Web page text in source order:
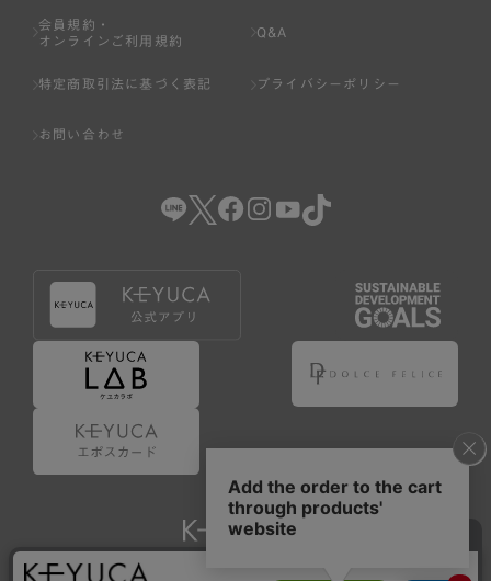
会員規約・
オンラインご利用規約
Q&A
特定商取引法に基づく表記 プライバシーポリシー
お問い合わせ